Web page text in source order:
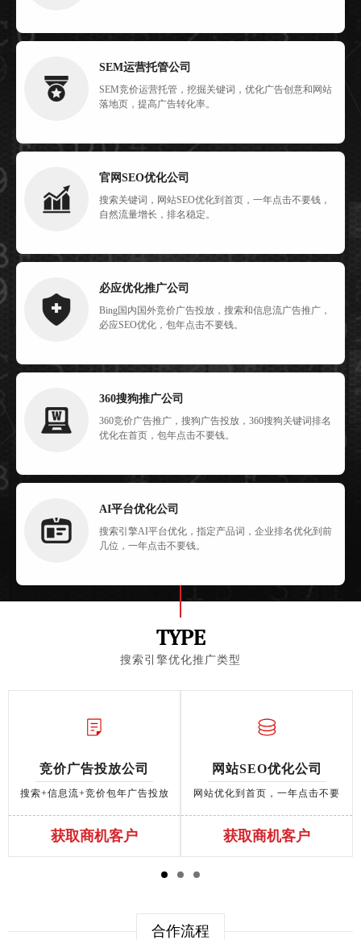
SEM运营托管公司
SEM竞价运营托管，挖掘关键词，优化广告创意和网站
落地页，提高广告转化率。
官网SEO优化公司
搜索关键词，网站SEO优化到首页，一年点击不要钱，
自然流量增长，排名稳定。
必应优化推广公司
Bing国内国外竞价广告投放，搜索和信息流广告推广，
必应SEO优化，包年点击不要钱。
360搜狗推广公司
360竞价广告推广，搜狗广告投放，360搜狗关键词排名
优化在首页，包年点击不要钱。
AI平台优化公司
搜索引擎AI平台优化，指定产品词，企业排名优化到前
几位，一年点击不要钱。
TYPE
搜索引擎优化推广类型
竞价广告投放公司
搜索+信息流+竞价包年广告投放
获取商机客户
网站SEO优化公司
网站优化到首页，一年点击不要
获取商机客户
合作流程